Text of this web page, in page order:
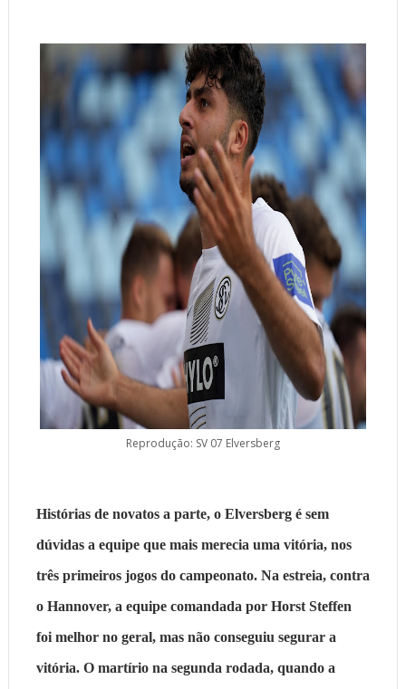
Reprodução: SV 07 Elversberg
Histórias de novatos a parte, o Elversberg é sem
dúvidas a equipe que mais merecia uma vitória, nos
três primeiros jogos do campeonato. Na estreia, contra
o Hannover, a equipe comandada por Horst Steffen
foi melhor no geral, mas não conseguiu segurar a
vitória. O martírio na segunda rodada, quando a